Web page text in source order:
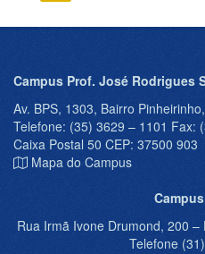
Campus Prof. José Rodrigues
Av. BPS, 1303, Bairro
Telefone: (35) 3629 – 1101 Fax:
Caixa Postal 50 CEP: 37500 903
Mapa do Campus
Rua Irmã Ivone Drumond, 200
Telefone